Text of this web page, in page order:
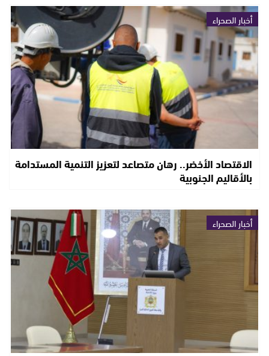
أخبار الصحراء
الاقتصاد الأخضر.. رهان متصاعد لتعزيز التنمية المستدامة
بالأقاليم الجنوبية
أخبار الصحراء